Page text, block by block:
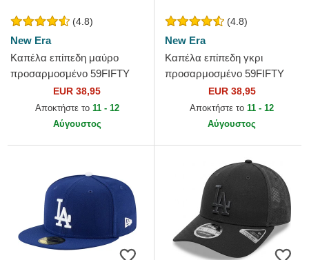
(4.8)
New Era
Καπέλα επίπεδη μαύρο
προσαρμοσμένο 59FIFTY
Essential από Los Angeles
Dodgers MLB από New Era
EUR 38,95
Αποκτήστε το 11 - 12
Αύγουστος
(4.8)
New Era
Καπέλα επίπεδη γκρι
προσαρμοσμένο 59FIFTY
Essential από Los Angeles
Dodgers MLB από New Era
EUR 38,95
Αποκτήστε το 11 - 12
Αύγουστος